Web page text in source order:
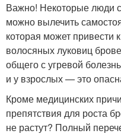
Важно! Некоторые люди
можно вылечить
которая может
волосяных луковиц
общего с угревой
и у взрослых — это
Кроме медицинских
препятствия для роста
не растут? Полный